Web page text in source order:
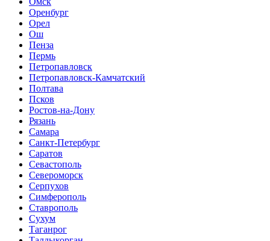
Оренбург
Орел
Ош
Пенза
Пермь
Петропавловск
Петропавловск-Камчатский
Полтава
Псков
Ростов-на-Дону
Рязань
Самара
Санкт-Петербург
Саратов
Севастополь
Североморск
Серпухов
Симферополь
Ставрополь
Сухум
Таганрог